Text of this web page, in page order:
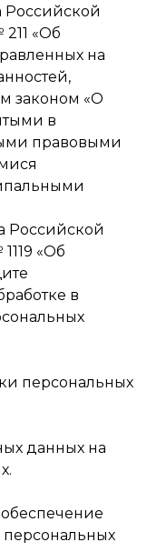
Российской
«Об
на
законом «О
в
правовыми
Российской
«Об
в
персональных
данных на
персональных